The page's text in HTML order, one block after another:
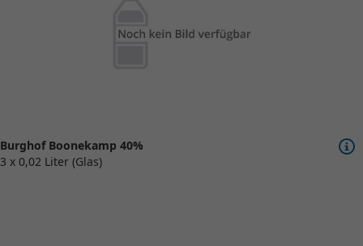
Burghof Boonekamp 40%
3 x 0,02 Liter (Glas)